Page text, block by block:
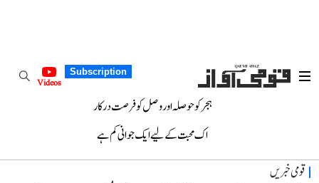
Subscription
Videos
ہجر کو حوصلہ اور وصل کو فرصت درکار
اک محبت کے لیے ایک جوانی کم ہے
قومی خبریں